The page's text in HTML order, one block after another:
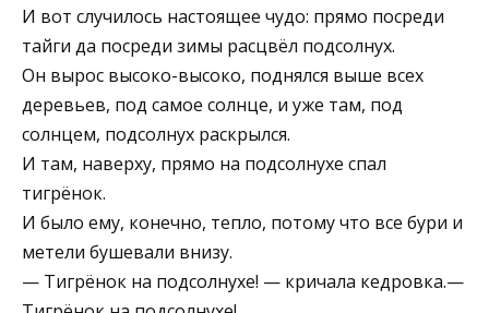
И вот случилось настоящее чудо: прямо посреди
тайги да посреди зимы расцвёл подсолнух.
Он вырос высоко-высоко, поднялся выше всех
деревьев, под самое солнце, и уже там, под
солнцем, подсолнух раскрылся.
И там, наверху, прямо на подсолнухе спал
тигрёнок.
И было ему, конечно, тепло, потому что все бури и
метели бушевали внизу.
— Тигрёнок на подсолнухе! — кричала кедровка.—